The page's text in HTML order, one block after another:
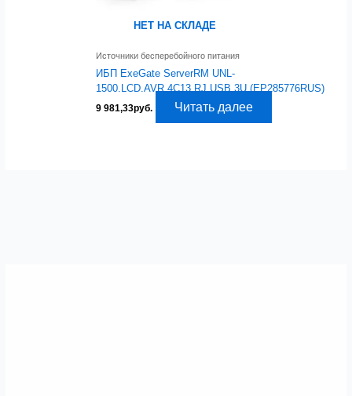
НЕТ НА СКЛАДЕ
Источники бесперебойного питания
ИБП ExeGate ServerRM UNL-
1500.LCD.AVR.4C13.RJ.USB.3U (EP285776RUS)
9 981,33руб. Читать далее